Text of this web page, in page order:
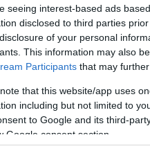
seeing interest-based ads
disclosed to third parties
of your personal
This information may also
Participants that may
that this website/app uses
including but not limited to
to Google and its third-
Google consent section.